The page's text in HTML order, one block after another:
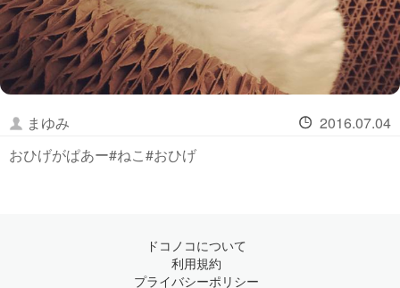
まゆみ
2016.07.04
おひげがぱあー#ねこ#おひげ
ドコノコについて
利用規約
プライバシーポリシー